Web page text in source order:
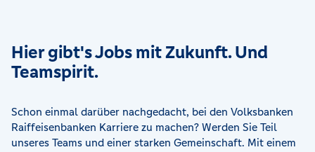
Hier gibt's Jobs mit Zukunft. Und
Teamspirit.
Schon einmal darüber nachgedacht, bei den Volksbanken
Raiffeisenbanken Karriere zu machen? Werden Sie Teil
unseres Teams und einer starken Gemeinschaft. Mit einem